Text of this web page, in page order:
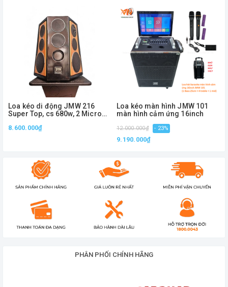
Loa kéo di động JMW 216
Super Top, cs 680w, 2 Micro
8.600.000₫
Loa kéo màn hình JMW 101
màn hình cảm ứng 16inch
12.000.000₫ - 23%
9.190.000₫
PHÂN PHỐI CHÍNH HÃNG